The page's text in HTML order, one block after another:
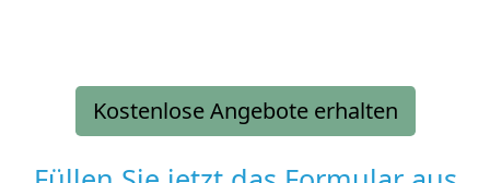
Kostenlose Angebote erhalten